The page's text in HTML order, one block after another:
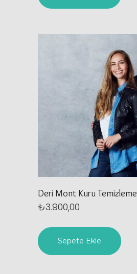
Deri Mont Kuru Temizleme
₺3.900,00
Sepete Ekle